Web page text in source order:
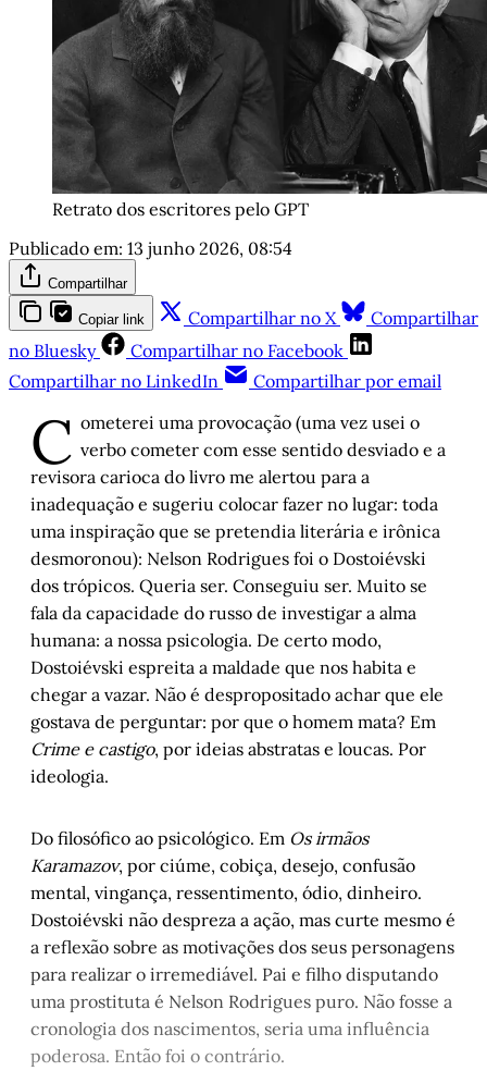
Retrato dos escritores pelo GPT
Publicado em: 13 junho 2026, 08:54
Compartilhar
Copiar link Compartilhar no X
Compartilhar
no Bluesky
Compartilhar no Facebook
Compartilhar no LinkedIn
Compartilhar por email
C ometerei uma provocação (uma vez usei o
verbo cometer com esse sentido desviado e a
revisora carioca do livro me alertou para a
inadequação e sugeriu colocar fazer no lugar: toda
uma inspiração que se pretendia literária e irônica
desmoronou): Nelson Rodrigues foi o Dostoiévski
dos trópicos. Queria ser. Conseguiu ser. Muito se
fala da capacidade do russo de investigar a alma
humana: a nossa psicologia. De certo modo,
Dostoiévski espreita a maldade que nos habita e
chegar a vazar. Não é despropositado achar que ele
gostava de perguntar: por que o homem mata? Em
Crime e castigo, por ideias abstratas e loucas. Por
ideologia.
Do filosófico ao psicológico. Em Os irmãos
Karamazov, por ciúme, cobiça, desejo, confusão
mental, vingança, ressentimento, ódio, dinheiro.
Dostoiévski não despreza a ação, mas curte mesmo é
a reflexão sobre as motivações dos seus personagens
para realizar o irremediável. Pai e filho disputando
uma prostituta é Nelson Rodrigues puro. Não fosse a
cronologia dos nascimentos, seria uma influência
poderosa. Então foi o contrário.